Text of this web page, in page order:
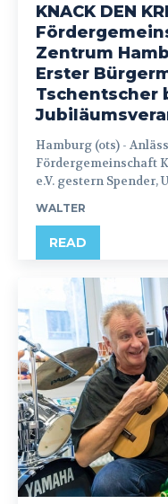
KNACK DEN
Zentrum
Erster
Tschentscher
Hamburg (ots) - Anlässlich ihres 50. Jubiläums lud die
Fördergemeinschaft
e.V. gestern Spender,
WALTER
READ